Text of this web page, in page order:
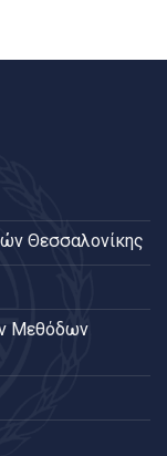
Θεσσαλονίκης
Μεθόδων